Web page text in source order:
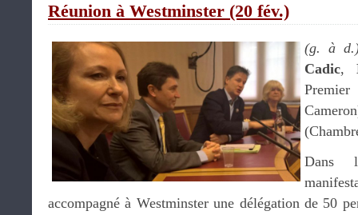
Réunion à Westminster (20 fév.)
(g. à
Cadic,
Dans
accompagné à Westminster une délégation de 50